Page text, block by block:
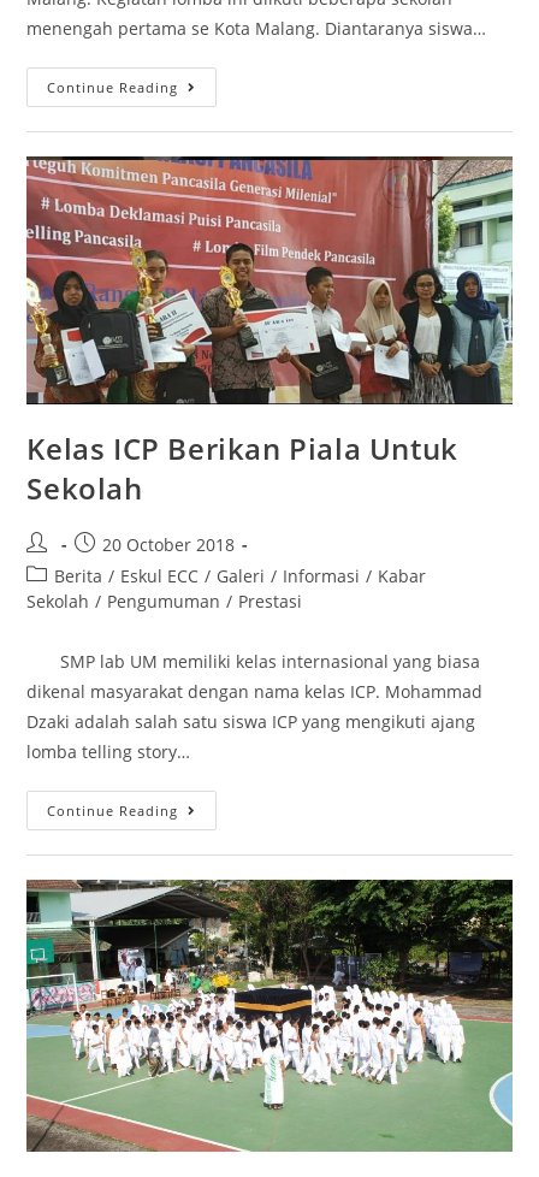
menengah pertama se Kota Malang. Diantaranya siswa…
Continue Reading
Kelas ICP Berikan Piala Untuk
Sekolah
20 October 2018
Berita / Eskul ECC / Galeri / Informasi / Kabar
Sekolah / Pengumuman / Prestasi
SMP lab UM memiliki kelas internasional yang biasa
dikenal masyarakat dengan nama kelas ICP. Mohammad
Dzaki adalah salah satu siswa ICP yang mengikuti ajang
lomba telling story…
Continue Reading